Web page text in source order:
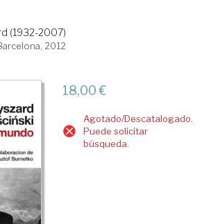
(1932-2007)
2012
18,00 €
Agotado/Descatalogado.
Puede solicitar
búsqueda.